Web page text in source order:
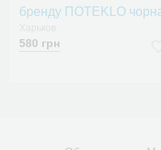
бренду ПOTEKLO
580 грн